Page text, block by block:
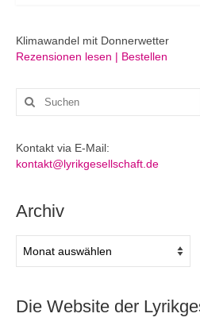
Klimawandel mit Donnerwetter
Rezensionen lesen | Bestellen
Suchen
nach:
Kontakt via E-Mail:
kontakt@lyrikgesellschaft.de
Archiv
Die Website der